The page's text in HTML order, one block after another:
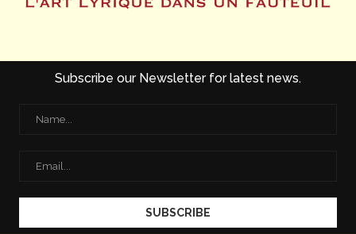
Subscribe our Newsletter for latest news.